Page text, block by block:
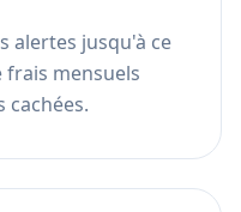
alertes jusqu'à ce
frais mensuels